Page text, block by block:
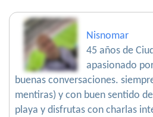
Nisnomar
45 años de
apasionado
buenas conversaciones.
mentiras) y con buen sentido
playa y disfrutas con charlas